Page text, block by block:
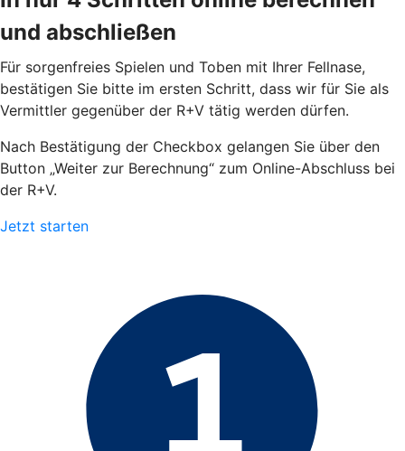
und abschließen
Für sorgenfreies Spielen und Toben mit Ihrer Fellnase,
bestätigen Sie bitte im ersten Schritt, dass wir für Sie als
Vermittler gegenüber der R+V tätig werden dürfen.
Nach Bestätigung der Checkbox gelangen Sie über den
Button „Weiter zur Berechnung“ zum Online-Abschluss bei
der R+V.
Jetzt starten